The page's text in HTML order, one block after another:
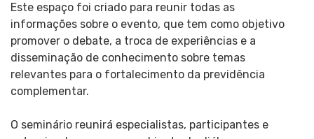
Este espaço foi criado para reunir todas as
informações sobre o evento, que tem como objetivo
promover o debate, a troca de experiências e a
disseminação de conhecimento sobre temas
relevantes para o fortalecimento da previdência
complementar.
O seminário reunirá especialistas, participantes e